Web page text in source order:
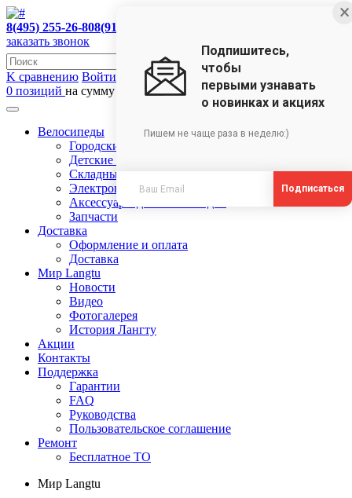
Подпишитесь,
чтобы
первыми узнавать
о новинках и акциях
Пишем не чаще раза в неделю:)
Подписаться
×
8(495) 255-26-808(910)473-35-18
заказать звонок
K сравнению Войти в ЛК
0 позиций на сумму 0 руб.
Велосипеды
Городские велосипеды
Детские велосипеды
Складные велосипеды
Электровелосипеды
Аксессуары для велосипедов
Запчасти
Доставка
Оформление и оплата
Доставка
Мир Langtu
Новости
Видео
Фотогалерея
История Лангту
Акции
Контакты
Поддержка
Гарантии
FAQ
Руководства
Пользовательское соглашение
Ремонт
Бесплатное ТО
Мир Langtu